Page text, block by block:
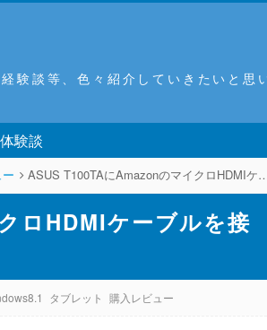
験談等、色々紹介していきたいと思
験談
ASUS T100TAにAmazonのマイクロHDMIケーブルを接続するとかなり便利です
ロHDMIケーブルを接
タブレット 購入レビュー